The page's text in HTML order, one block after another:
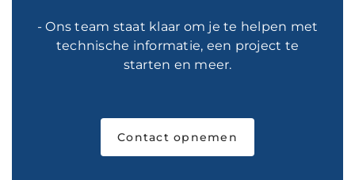
- Ons team staat klaar om je te helpen met
technische informatie, een project te
starten en meer.
Contact opnemen